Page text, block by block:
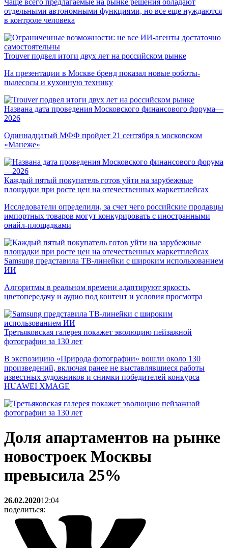
Чаще всего предлагаемые на рынке решения обладают
отдельными автономными функциями, но все еще нуждаются
в контроле человека
Trouver подвел итоги двух лет на российском рынке
На презентации в Москве бренд показал новые роботы-
пылесосы и кухонную технику
Названа дата проведения Московского финансового форума—
2026
Одиннадцатый МФФ пройдет 21 сентября в московском
«Манеже»
Каждый пятый покупатель готов уйти на зарубежные
площадки при росте цен на отечественных маркетплейсах
Исследователи определили, за счет чего российские продавцы
импортных товаров могут конкурировать с иностранными
онайл-площадками
Samsung представила ТВ-линейки с широким использованием
ИИ
Алгоритмы в реальном времени адаптируют яркость,
цветопередачу и аудио под контент и условия просмотра
Третьяковская галерея покажет эволюцию пейзажной
фотографии за 130 лет
В экспозицию «Природа фотографии» вошли около 130
произведений, включая ранее не выставлявшиеся работы
известных художников и снимки победителей конкурса
HUAWEI XMAGE
Доля апартаментов на рынке
новостроек Москвы
превысила 25%
26.02.202012:04
поделиться: